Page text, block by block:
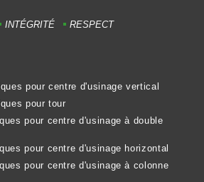
INTÉGRITÉ RESPECT
pour centre d'usinage vertical
pour tour
pour centre d'usinage à double
pour centre d'usinage horizontal
pour centre d'usinage à colonne